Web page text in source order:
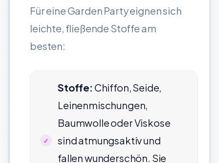
Für eine Garden Party eignen sich
leichte, fließende Stoffe am
besten:
Stoffe: Chiffon, Seide,
Leinenmischungen,
Baumwolle oder Viskose
sind atmungsaktiv und
fallen wunderschön. Sie